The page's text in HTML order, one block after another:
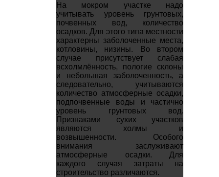
На мокром участке надо
учитывать уровень грунтовых,
почвенных вод, количество
осадков. Для этого типа местности
характерны заболоченные места,
котловины, низины. Во втором
случае присутствует слабая
всхолмлённость, пологие склоны
и небольшая заболоченность, а
следовательно, учитываются
количество атмосферные осадки,
подпочвенные воды и частично
уровень грунтовых вод.
Признаками сухих участков
являются холмы и
возвышенности. Особого
внимания заслуживают
атмосферные осадки. Для
каждого случая затраты на
строительство различаются.